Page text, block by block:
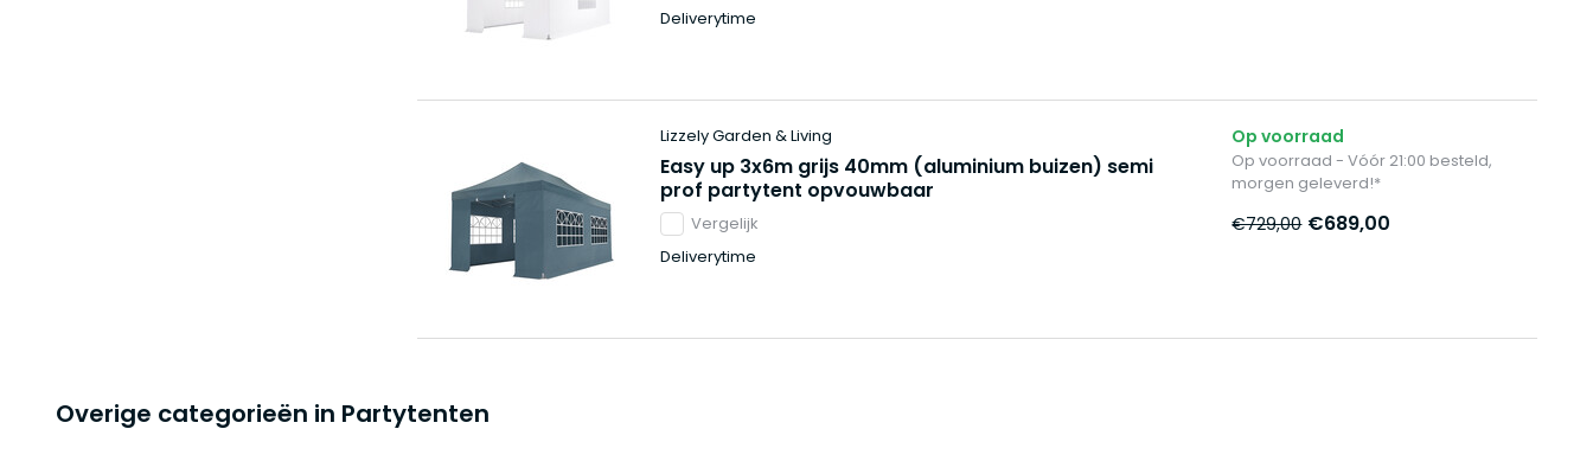
Deliverytime
Lizzely Garden & Living
Easy up 3x6m grijs 40mm (aluminium buizen) semi
prof partytent opvouwbaar
Vergelijk
Deliverytime
Op voorraad
Op voorraad - Vóór 21:00 besteld,
morgen geleverd!*
€729,00 €689,00
Overige categorieën in Partytenten